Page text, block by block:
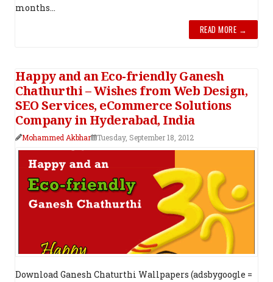
months...
READ MORE →
Happy and an Eco-friendly Ganesh
Chathurthi – Wishes from Web Design,
SEO Services, eCommerce Solutions
Company in Hyderabad, India
Mohammed Akbhar Tuesday, September 18, 2012
Download Ganesh Chaturthi Wallpapers (adsbygoogle =